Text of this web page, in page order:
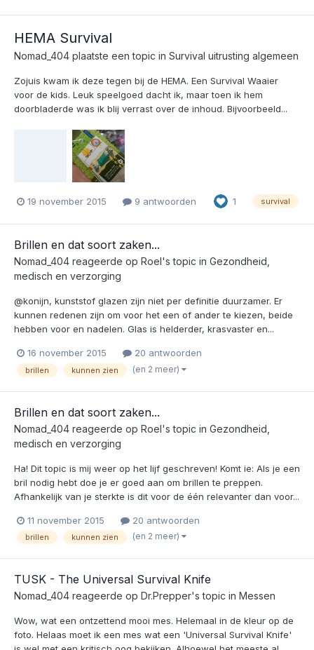
HEMA Survival
Nomad_404 plaatste een topic in Survival uitrusting algemeen
Zojuis kwam ik deze tegen bij de HEMA. Een Survival Waaier
voor de kids. Leuk speelgoed dacht ik, maar toen ik hem
doorbladerde was ik blij verrast over de inhoud. Bijvoorbeeld...
19 november 2015 9 antwoorden 1 survival
Brillen en dat soort zaken...
Nomad_404 reageerde op Roel's topic in Gezondheid,
medisch en verzorging
@konijn, kunststof glazen zijn niet per definitie duurzamer. Er
kunnen redenen zijn om voor het een of ander te kiezen, beide
hebben voor en nadelen. Glas is helderder, krasvaster en...
16 november 2015 20 antwoorden
brillen kunnen zien (en 2 meer)
Brillen en dat soort zaken...
Nomad_404 reageerde op Roel's topic in Gezondheid,
medisch en verzorging
Ha! Dit topic is mij weer op het lijf geschreven! Komt ie: Als je een
bril nodig hebt doe je er goed aan om brillen te preppen.
Afhankelijk van je sterkte is dit voor de één relevanter dan voor...
11 november 2015 20 antwoorden
brillen kunnen zien (en 2 meer)
TUSK - The Universal Survival Knife
Nomad_404 reageerde op Dr.Prepper's topic in Messen
Wow, wat een ontzettend mooi mes. Helemaal in de kleur op de
foto. Helaas moet ik een mes wat een 'Universal Survival Knife'